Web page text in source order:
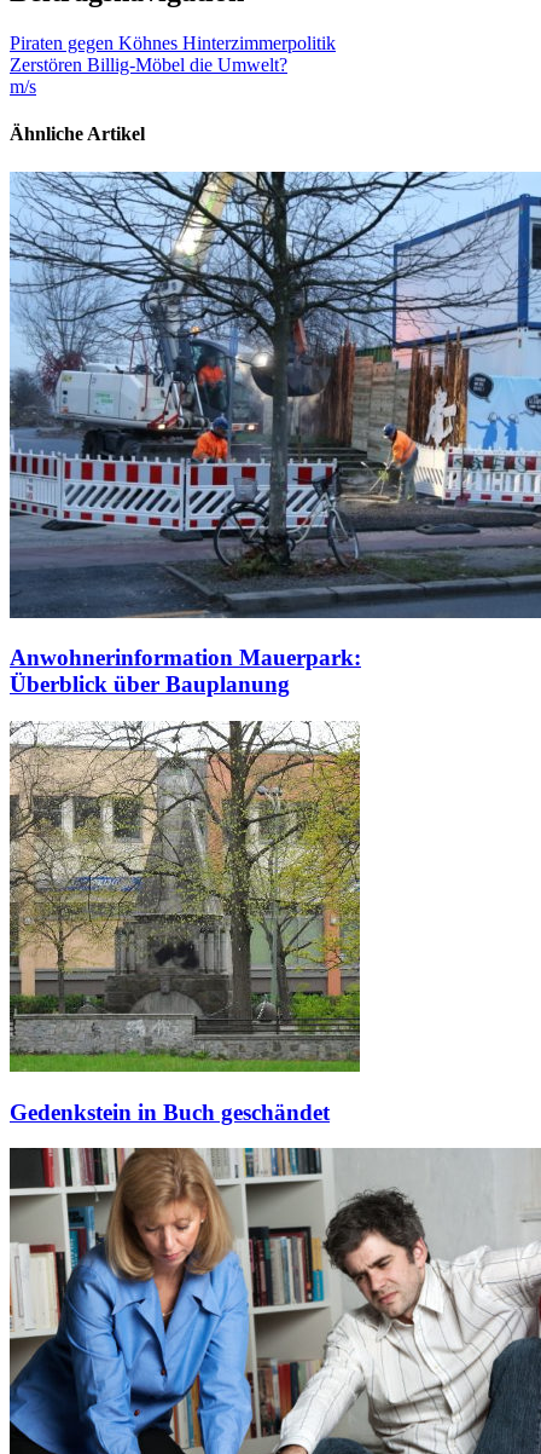
Piraten gegen Köhnes Hinterzimmerpolitik
Zerstören Billig-Möbel die Umwelt?
m/s
Ähnliche Artikel
Anwohnerinformation Mauerpark:
Überblick über Bauplanung
Gedenkstein in Buch geschändet